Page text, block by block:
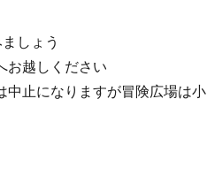
しょう
お越しください
中止になりますが冒険広場は小